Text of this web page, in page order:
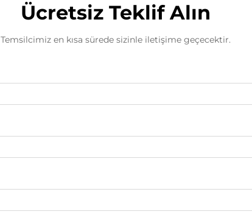
Ücretsiz Teklif Alın
Temsilcimiz en kısa sürede sizinle iletişime geçecektir.